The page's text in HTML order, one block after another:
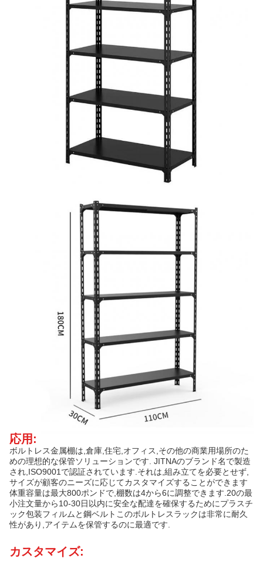
応用:
ボルトレス金属棚は,倉庫,住宅,オフィス,その他の商業用場所のた
めの理想的な保管ソリューションです. JITNAのブランド名で製造
され,ISO9001で認証されています.それは,組み立てを必要とせず,
サイズが顧客のニーズに応じてカスタマイズすることができます
体重容量は最大800ポンドで,棚数は4から6に調整できます.20の最
小注文量から10-30日以内に安全な配達を確保するためにプラスチ
ック包装フィルムと鋼ベルトこのボルトレスラックは非常に耐久
性があり,アイテムを保管するのに最適です.
カスタマイズ: